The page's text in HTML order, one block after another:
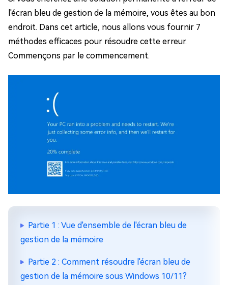
l'écran bleu de gestion de la mémoire, vous êtes au bon
endroit. Dans cet article, nous allons vous fournir 7
méthodes efficaces pour résoudre cette erreur.
Commençons par le commencement.
Partie 1 : Vue d'ensemble de l'écran bleu de
gestion de la mémoire
Partie 2 : Comment résoudre l'écran bleu de
gestion de la mémoire sous Windows 10/11?